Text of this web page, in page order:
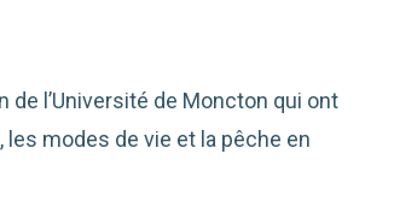
l’Université de Moncton qui ont
modes de vie et la pêche en